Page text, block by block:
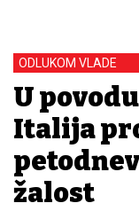
ODLUKOM VLADE
U
Italija
žalost